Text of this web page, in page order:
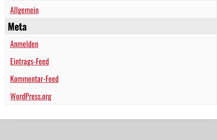
Allgemein
Meta
Anmelden
Eintrags-Feed
Kommentar-Feed
WordPress.org